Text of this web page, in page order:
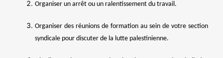
Organiser un arrêt ou un ralentissement du travail.
Organiser des réunions de formation au sein de votre section
syndicale pour discuter de la lutte palestinienne.